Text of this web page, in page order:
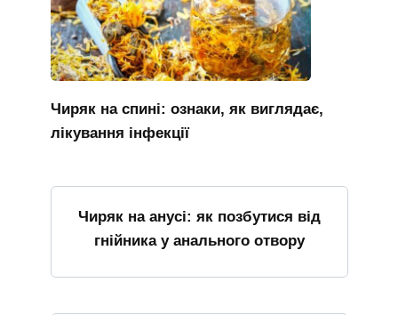
Чиряк на спині: ознаки, як виглядає,
лікування інфекції
Чиряк на анусі: як позбутися від
гнійника у анального отвору